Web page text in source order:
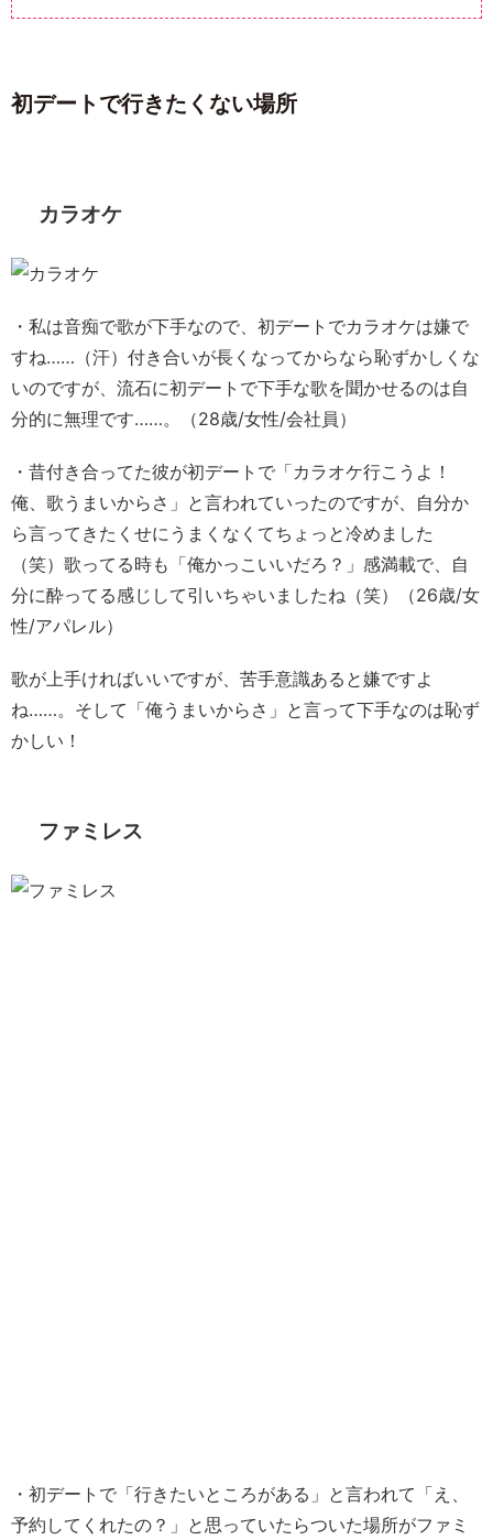
初デートで行きたくない場所
カラオケ
・私は音痴で歌が下手なので、初デートでカラオケは嫌で
すね……（汗）付き合いが長くなってからなら恥ずかしくな
いのですが、流石に初デートで下手な歌を聞かせるのは自
分的に無理です……。（28歳/女性/会社員）
・昔付き合ってた彼が初デートで「カラオケ行こうよ！
俺、歌うまいからさ」と言われていったのですが、自分か
ら言ってきたくせにうまくなくてちょっと冷めました
（笑）歌ってる時も「俺かっこいいだろ？」感満載で、自
分に酔ってる感じして引いちゃいましたね（笑）（26歳/女
性/アパレル）
歌が上手ければいいですが、苦手意識あると嫌ですよ
ね……。そして「俺うまいからさ」と言って下手なのは恥ず
かしい！
ファミレス
・初デートで「行きたいところがある」と言われて「え、
予約してくれたの？」と思っていたらついた場所がファミ